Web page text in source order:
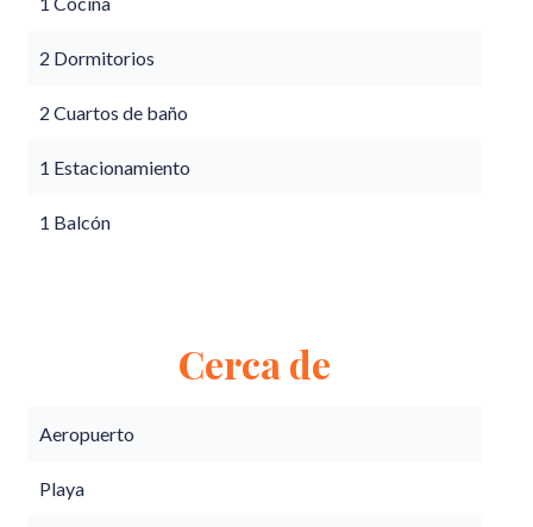
2 Dormitorios
2 Cuartos de baño
1 Estacionamiento
1 Balcón
Cerca de
Aeropuerto
Playa